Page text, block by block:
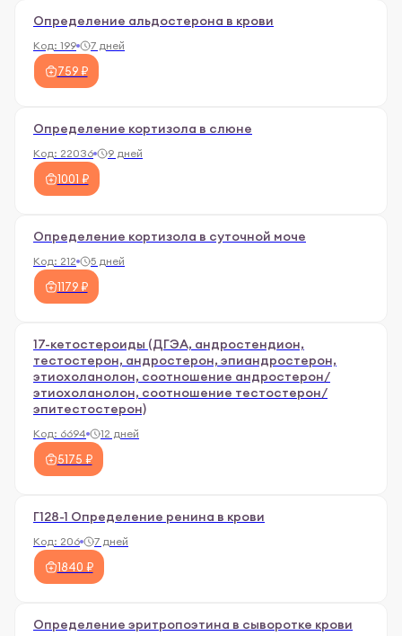
Определение альдостерона в крови
Код: 199 7 дней
759 ₽
Определение кортизола в слюне
Код: 22036 9 дней
1001 ₽
Определение кортизола в суточной моче
Код: 212 5 дней
1179 ₽
17-кетостероиды (ДГЭА, андростендион,
тестостерон, андростерон, эпиандростерон,
этиохоланолон, соотношение андростерон/
этиохоланолон, соотношение тестостерон/
эпитестостерон)
Код: 6694 12 дней
5175 ₽
Г128-1 Определение ренина в крови
Код: 206 7 дней
1840 ₽
Определение эритропоэтина в сыворотке крови